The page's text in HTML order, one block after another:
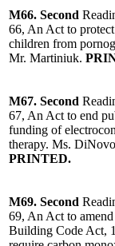
M66. Second
66, An Act to
children from
Mr. Martiniuk.
M67. Second
67, An Act to end
funding of
therapy. Ms.
PRINTED.
M69. Second
69, An Act to
Building Code Act,